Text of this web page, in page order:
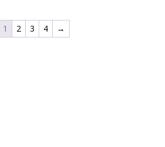
1 2 3 4 →